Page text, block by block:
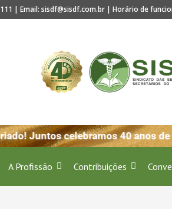
| Email: sisdf@sisdf.com.br | Horário de
Juntos celebramos 40 anos
A Profissão Contribuições